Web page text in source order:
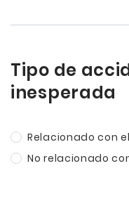
Tipo de
inesperada
Relacionado con
No relacionado